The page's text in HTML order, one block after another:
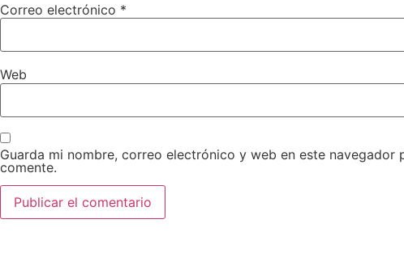
Correo electrónico *
Web
Guarda mi nombre, correo electrónico y web en este navegador
comente.